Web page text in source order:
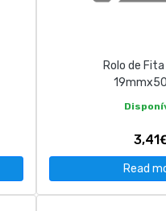
Rolo de
Read